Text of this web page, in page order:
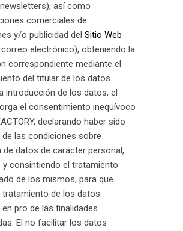
así como
comerciales de
y/o publicidad del Sitio Web
electrónico), obteniendo la
correspondiente mediante el
del titular de los datos.
introducción de los datos, el
el consentimiento inequívoco
declarando haber sido
las condiciones sobre
datos de carácter personal,
y consintiendo el tratamiento
de los mismos, para que
tratamiento de los datos
pro de las finalidades
El no facilitar los datos